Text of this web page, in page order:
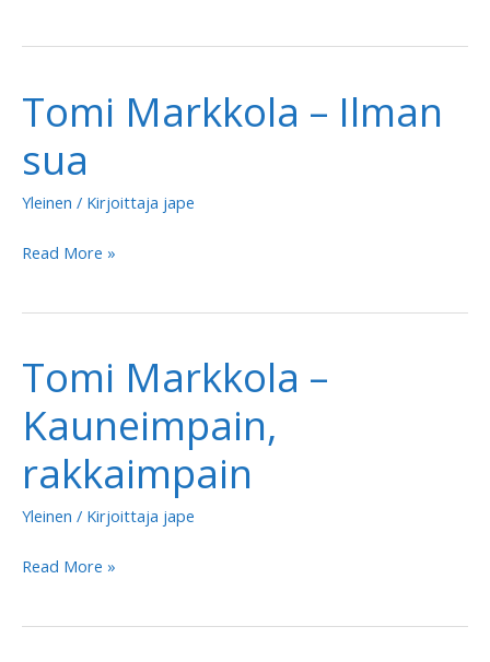
–
Tomi Markkola – Ilman
sua
Yleinen / Kirjoittaja jape
Tomi
–
sua
Read More »
Tomi Markkola –
Kauneimpain,
rakkaimpain
Yleinen / Kirjoittaja jape
Tomi
–
Read More »